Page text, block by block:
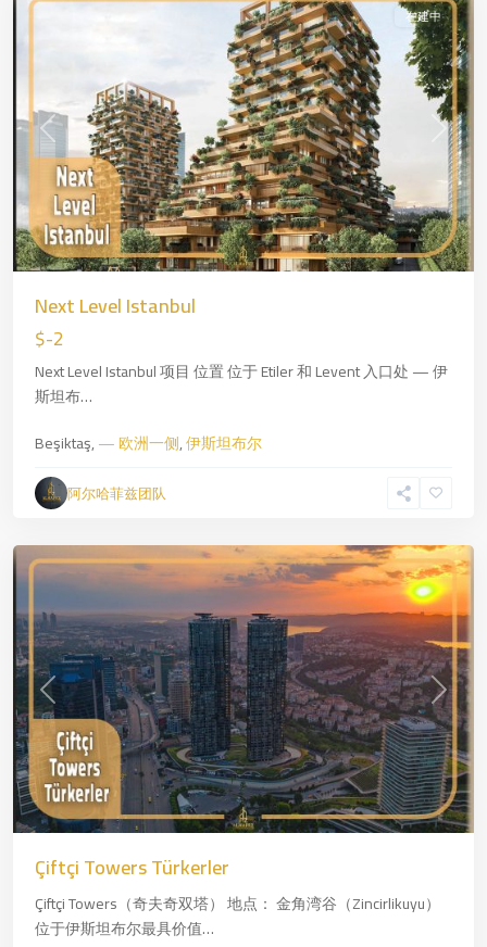
Previous Next
在建中
Next Level Istanbul
$-2
Next Level Istanbul 项目 位置 位于 Etiler 和 Levent 入口处 — 伊
斯坦布…
Beşiktaş,— 欧洲一侧,伊斯坦布尔
阿尔哈菲兹团队
Zincirlikuyu,
—
欧
洲
一
侧,
斯
坦
布
Previous Next
Çiftçi Towers Türkerler
Çiftçi Towers（奇夫奇双塔） 地点： 金角湾谷（Zincirlikuyu）
位于伊斯坦布尔最具价值…
Kartal,
—
亚
洲
一
侧,